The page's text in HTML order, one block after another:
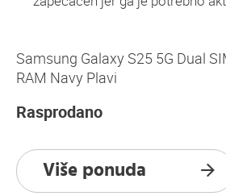
Samsung Galaxy S25 5G Dual
RAM Navy Plavi
Rasprodano
Više ponuda